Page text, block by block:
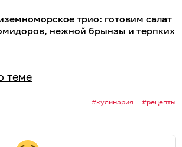
трио: готовим салат
нежной брынзы и терпких
теме
кулинария рецепты